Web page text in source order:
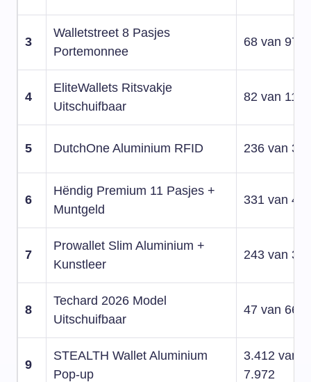
3
Walletstreet 8 Pasjes
Portemonnee
68 van 97
4
EliteWallets Ritsvakje
Uitschuifbaar
82 van 118
5 DutchOne Aluminium RFID 236 van
6
Hëndig Premium 11 Pasjes +
Muntgeld
331 van
7
Prowallet Slim Aluminium +
Kunstleer
243 van
8
Techard 2026 Model
Uitschuifbaar
47 van 66
9
STEALTH Wallet Aluminium
Pop-up
3.412 van
7.972